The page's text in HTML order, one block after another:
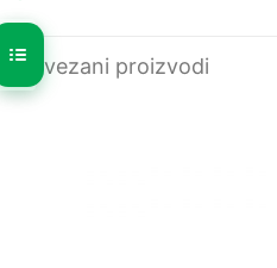
Povezani proizvodi